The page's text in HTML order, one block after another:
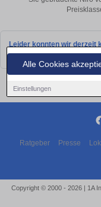
Alle Cookies
Einstellungen
Leider konnten wir derzeit
bald wieder vorbei!
Ratgeber Presse
Copyright © 2000 - 2026 | 1A